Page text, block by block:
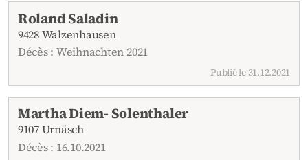
Roland Saladin
9428 Walzenhausen
Décès : Weihnachten 2021
Publié le 31.12.2021
Martha Diem- Solenthaler
9107 Urnäsch
Décès : 16.10.2021